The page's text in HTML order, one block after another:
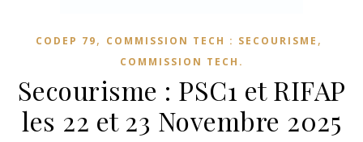
CODEP 79, COMMISSION TECH : SECOURISME ,
COMMISSION TECH.
Secourisme : PSC1 et RIFAP
les 22 et 23 Novembre 2025